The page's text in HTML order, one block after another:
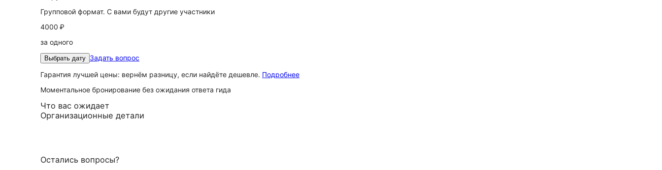
Групповой формат. С вами будут другие участники
4000 ₽
за одного
Выбрать дату Задать вопрос
Гарантия лучшей цены: вернём разницу, если найдёте дешевле. Подробнее
Моментальное бронирование без ожидания ответа гида
Что вас ожидает
Организационные детали
Остались вопросы?